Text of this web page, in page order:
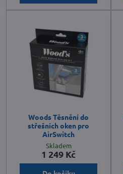
Woods Těsnění do
střešních oken pro
AirSwitch
Skladem
1 249 Kč